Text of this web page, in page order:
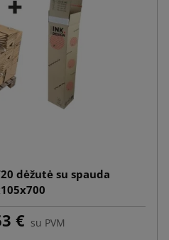
dėžutė su spauda
€ su PVM